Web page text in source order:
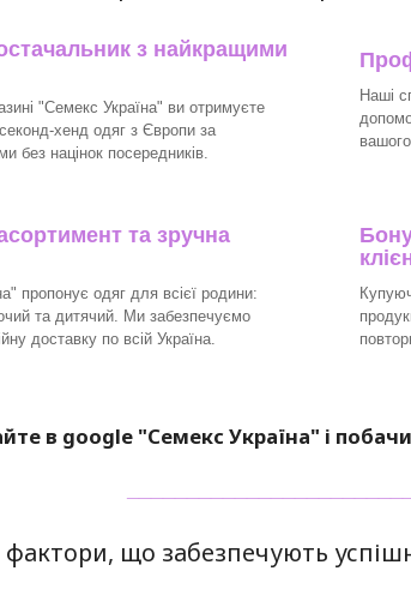
з найкращими
"Семекс Україна" ви отримуєте
хенд одяг з Європи за
без націнок посередників.
Наші
та зручна
пропонує одяг для всієї родини:
та дитячий. Ми забезпечуємо
доставку по всій Україна.
в google "Семекс Україна" і
фактори, що забезпечують